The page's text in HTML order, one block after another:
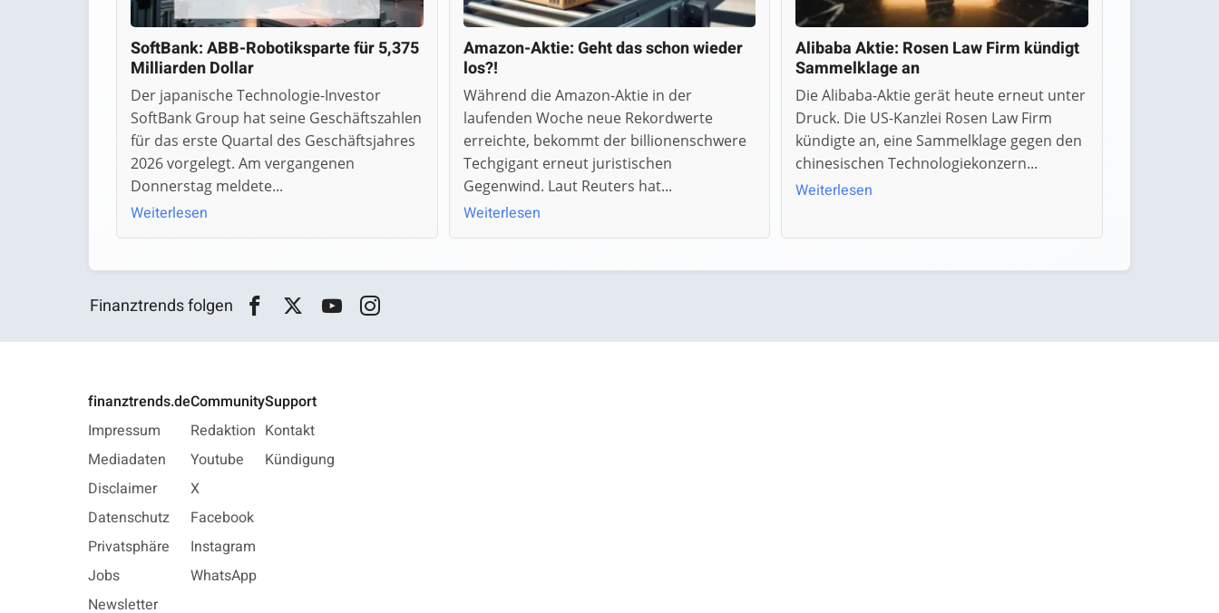
SoftBank: ABB-Robotiksparte für 5,375
Milliarden Dollar
Der japanische Technologie-Investor
SoftBank Group hat seine Geschäftszahlen
für das erste Quartal des Geschäftsjahres
2026 vorgelegt. Am vergangenen
Donnerstag meldete...
Weiterlesen
Amazon-Aktie: Geht das schon wieder
los?!
Während die Amazon-Aktie in der
laufenden Woche neue Rekordwerte
erreichte, bekommt der billionenschwere
Techgigant erneut juristischen
Gegenwind. Laut Reuters hat...
Weiterlesen
Alibaba Aktie: Rosen Law Firm kündigt
Sammelklage an
Die Alibaba-Aktie gerät heute erneut unter
Druck. Die US-Kanzlei Rosen Law Firm
kündigte an, eine Sammelklage gegen den
chinesischen Technologiekonzern...
Weiterlesen
Finanztrends folgen
finanztrends.de
Impressum
Mediadaten
Disclaimer
Datenschutz
Privatsphäre
Jobs
Newsletter
Community
Redaktion
Youtube
X
Facebook
Instagram
WhatsApp
Support
Kontakt
Kündigung